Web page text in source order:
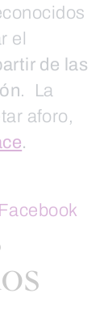
el
de las
. La
aforo,
.